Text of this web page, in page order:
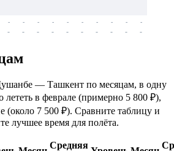
-
-
-
-
-
-
-
-
-
-
-
-
-
-
-
-
-
-
-
-
— Ташкент по месяцам, в одну
лететь в феврале (примерно 5 800 ₽),
7 500 ₽). Сравните таблицу и
лучшее время для полёта.
Средняя